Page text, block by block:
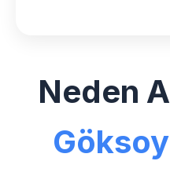
Neden